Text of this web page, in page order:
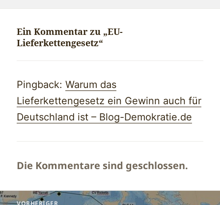
Ein Kommentar zu „EU-
Lieferkettengesetz“
Pingback:Warum das
Lieferkettengesetz ein Gewinn auch für
Deutschland ist – Blog-Demokratie.de
Die Kommentare sind geschlossen.
Beitragsnavigation